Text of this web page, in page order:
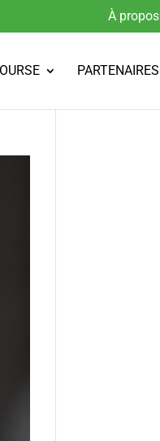
À propos
PARTENAIRES